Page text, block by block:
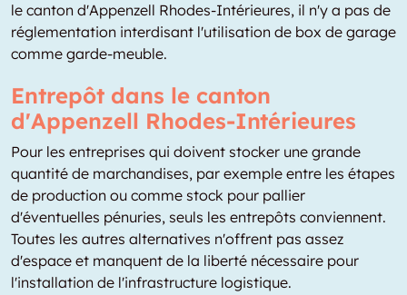
le canton d'Appenzell Rhodes-Intérieures, il n'y a pas de
réglementation interdisant l'utilisation de box de garage
comme garde-meuble.
Entrepôt dans le canton
d'Appenzell Rhodes-Intérieures
Pour les entreprises qui doivent stocker une grande
quantité de marchandises, par exemple entre les étapes
de production ou comme stock pour pallier
d'éventuelles pénuries, seuls les entrepôts conviennent.
Toutes les autres alternatives n'offrent pas assez
d'espace et manquent de la liberté nécessaire pour
l'installation de l'infrastructure logistique.